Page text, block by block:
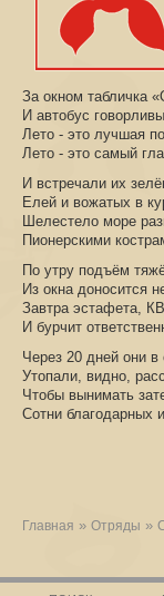
За окном табличка
И автобус
Лето - это лучшая
Лето - это самый
И встречали их
Елей и вожатых в
Шелестело море
Пионерскими
По утру подъём
Из окна доносится
Завтра эстафета,
И бурчит
Через 20 дней они в
Утопали, видно,
Чтобы вынимать
Сотни благодарных
Главная » Отряды »